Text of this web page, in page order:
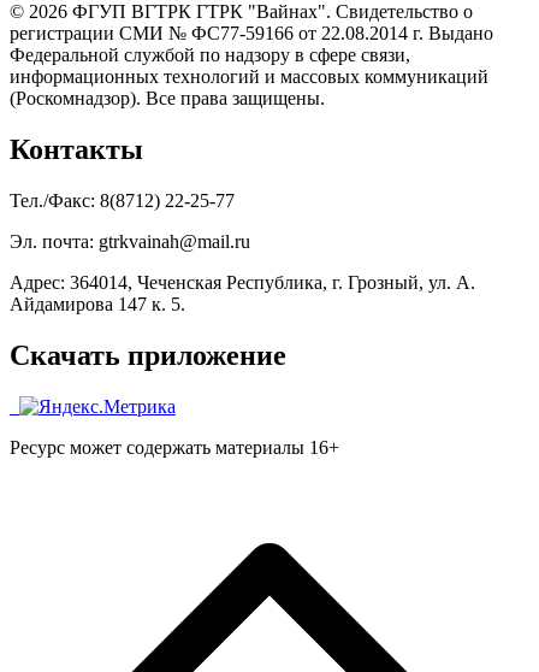
© 2026 ФГУП ВГТРК ГТРК "Вайнах". Свидетельство о
регистрации СМИ № ФС77-59166 от 22.08.2014 г. Выдано
Федеральной службой по надзору в сфере связи,
информационных технологий и массовых коммуникаций
(Роскомнадзор). Все права защищены.
Контакты
Тел./Факс: 8(8712) 22-25-77
Эл. почта: gtrkvainah@mail.ru
Адрес: 364014, Чеченская Республика, г. Грозный, ул. А.
Айдамирова 147 к. 5.
Скачать приложение
Ресурс может содержать материалы 16+